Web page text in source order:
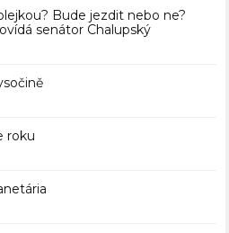
Bude jezdit nebo ne?
senátor Chalupský
roku